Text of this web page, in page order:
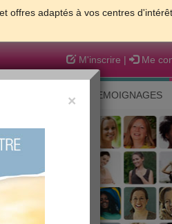
offres adaptés à vos centres d'intérêt.
M'inscrire | Me
TEMOIGNAGES
×